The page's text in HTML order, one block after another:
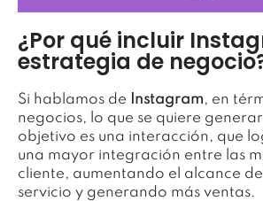
¿Por qué incluir
estrategia de
Si hablamos de Instagram, en
negocios, lo que se quiere
objetivo es una interacción, que
una mayor integración entre las
cliente, aumentando el alcance
servicio y generando más ventas.